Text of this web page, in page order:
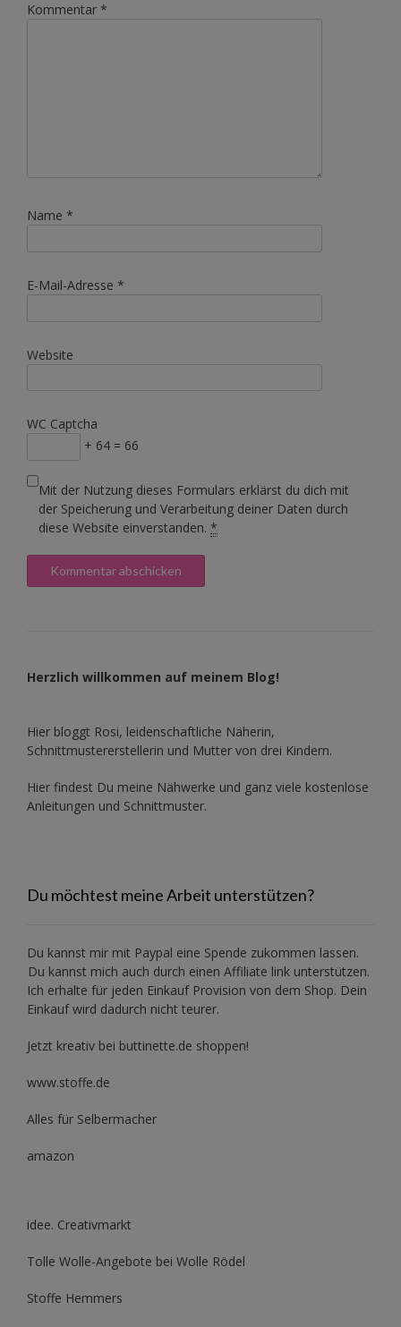
Kommentar *
Name *
E-Mail-Adresse *
Website
WC Captcha
+ 64 = 66
Mit der Nutzung dieses Formulars erklärst du dich mit
der Speicherung und Verarbeitung deiner Daten durch
diese Website einverstanden. *
Herzlich willkommen auf meinem Blog!
Hier bloggt Rosi, leidenschaftliche Näherin,
Schnittmustererstellerin und Mutter von drei Kindern.
Hier findest Du meine Nähwerke und ganz viele kostenlose
Anleitungen und Schnittmuster.
Du möchtest meine Arbeit unterstützen?
Du kannst mir mit Paypal eine Spende zukommen lassen.
Du kannst mich auch durch einen Affiliate link unterstützen.
Ich erhalte für jeden Einkauf Provision von dem Shop. Dein
Einkauf wird dadurch nicht teurer.
Jetzt kreativ bei buttinette.de shoppen!
www.stoffe.de
Alles für Selbermacher
amazon
idee. Creativmarkt
Tolle Wolle-Angebote bei Wolle Rödel
Stoffe Hemmers